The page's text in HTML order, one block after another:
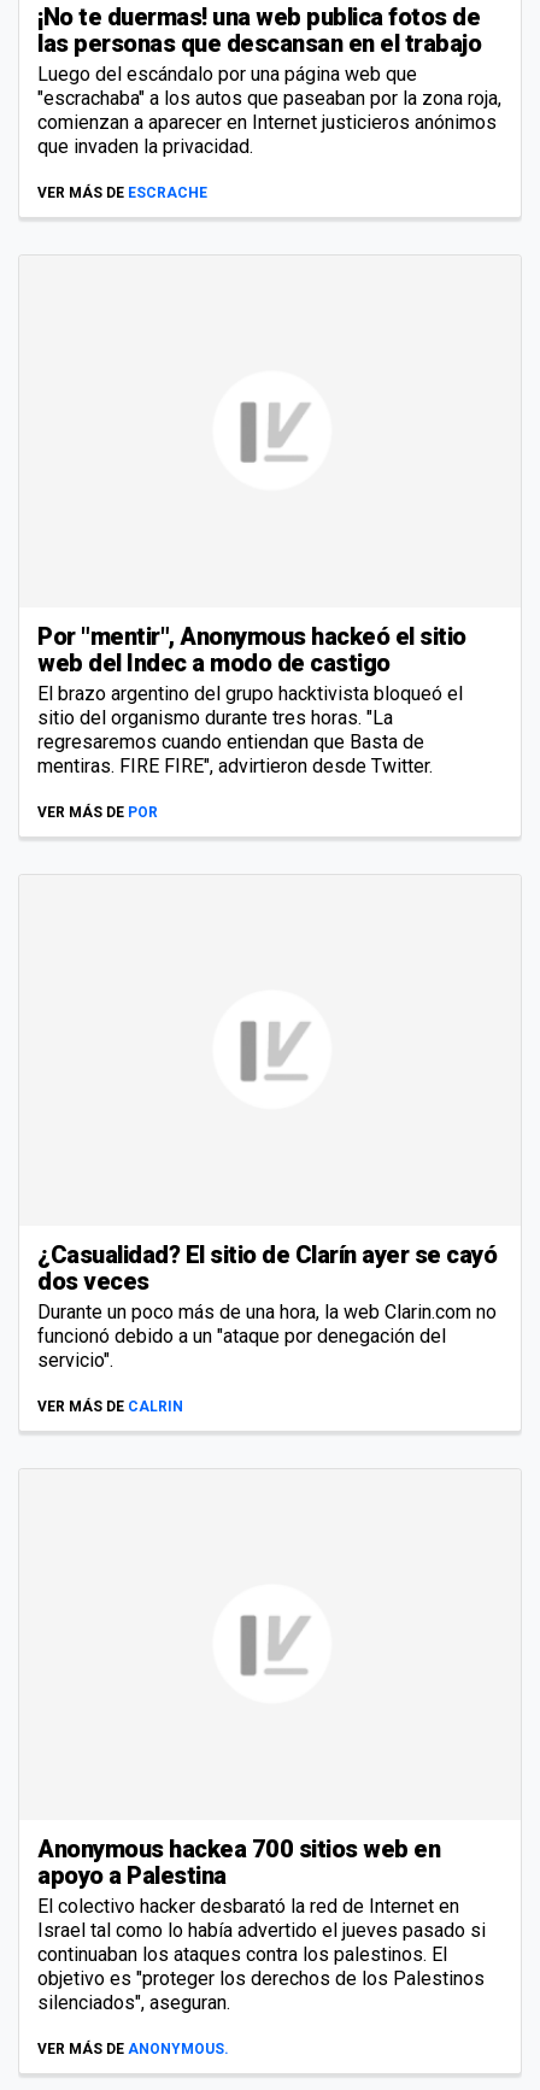
¡No te duermas! una web publica fotos de
las personas que descansan en el trabajo
Luego del escándalo por una página web que
"escrachaba" a los autos que paseaban por la zona roja,
comienzan a aparecer en Internet justicieros anónimos
que invaden la privacidad.
VER MÁS DE ESCRACHE
Por "mentir", Anonymous hackeó el sitio
web del Indec a modo de castigo
El brazo argentino del grupo hacktivista bloqueó el
sitio del organismo durante tres horas. "La
regresaremos cuando entiendan que Basta de
mentiras. FIRE FIRE", advirtieron desde Twitter.
VER MÁS DE POR
¿Casualidad? El sitio de Clarín ayer se cayó
dos veces
Durante un poco más de una hora, la web Clarin.com no
funcionó debido a un "ataque por denegación del
servicio".
VER MÁS DE CALRIN
Anonymous hackea 700 sitios web en
apoyo a Palestina
El colectivo hacker desbarató la red de Internet en
Israel tal como lo había advertido el jueves pasado si
continuaban los ataques contra los palestinos. El
objetivo es "proteger los derechos de los Palestinos
silenciados", aseguran.
VER MÁS DE ANONYMOUS.